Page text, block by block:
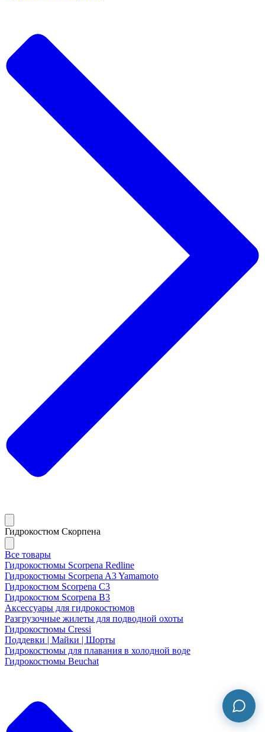
Гидрокостюм Скорпена
Все товары
Гидрокостюмы Scorpena Redline
Гидрокостюмы Scorpena A3 Yamamoto
Гидрокостюм Scorpena C3
Гидрокостюм Scorpena B3
Аксессуары для гидрокостюмов
Разгрузочные жилеты для подводной охоты
Гидрокостюмы Cressi
Поддевки | Майки | Шорты
Гидрокостюмы для плавания в холодной воде
Гидрокостюмы Beuchat